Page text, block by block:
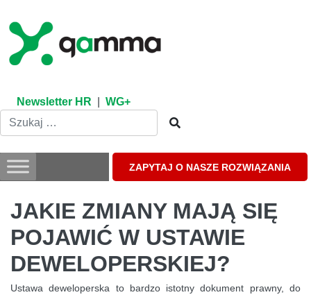
content
Newsletter HR WG+
ZAPYTAJ O NASZE ROZWIĄZANIA
JAKIE ZMIANY MAJĄ SIĘ
POJAWIĆ W USTAWIE
DEWELOPERSKIEJ?
Ustawa deweloperska to bardzo istotny dokument prawny, do